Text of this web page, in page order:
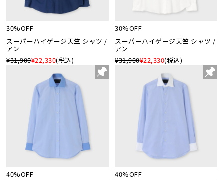
30%OFF
スーパーハイゲージ天竺 シャツ /
アン
¥31,900¥22,330(税込)
30%OFF
スーパーハイゲージ天竺 シャツ /
アン
¥31,900¥22,330(税込)
40%OFF
40%OFF